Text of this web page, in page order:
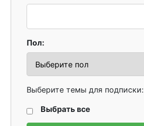
Пол:
Выберите темы для подписки:
Выбрать все